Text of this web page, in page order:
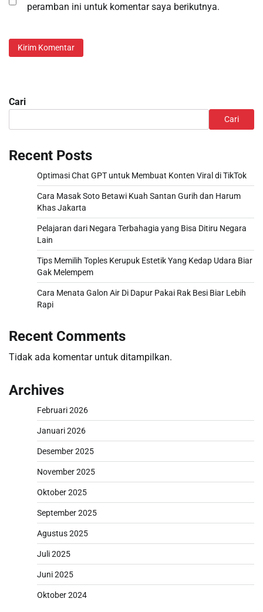
peramban ini untuk komentar saya berikutnya.
Cari
Cari
Recent Posts
Optimasi Chat GPT untuk Membuat Konten Viral di TikTok
Cara Masak Soto Betawi Kuah Santan Gurih dan Harum
Khas Jakarta
Pelajaran dari Negara Terbahagia yang Bisa Ditiru Negara
Lain
Tips Memilih Toples Kerupuk Estetik Yang Kedap Udara Biar
Gak Melempem
Cara Menata Galon Air Di Dapur Pakai Rak Besi Biar Lebih
Rapi
Recent Comments
Tidak ada komentar untuk ditampilkan.
Archives
Februari 2026
Januari 2026
Desember 2025
November 2025
Oktober 2025
September 2025
Agustus 2025
Juli 2025
Juni 2025
Oktober 2024